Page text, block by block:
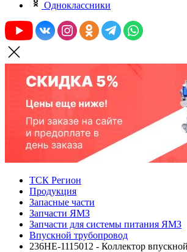
Одноклассники
ТСК Регион
Продукция
Запасные части
Запчасти ЯМЗ
Запчасти для системы питания ЯМЗ
Впускной трубопровод
236НЕ-1115012 - Коллектор